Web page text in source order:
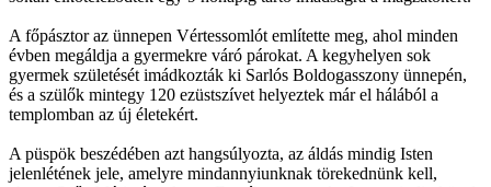
A főpásztor az ünnepen Vértessomlót említette meg, ahol minden
évben megáldja a gyermekre váró párokat. A kegyhelyen sok
gyermek születését imádkozták ki Sarlós Boldogasszony ünnepén,
és a szülők mintegy 120 ezüstszívet helyeztek már el hálából a
templomban az új életekért.
A püspök beszédében azt hangsúlyozta, az áldás mindig Isten
jelenlétének jele, amelyre mindannyiunknak törekednünk kell,